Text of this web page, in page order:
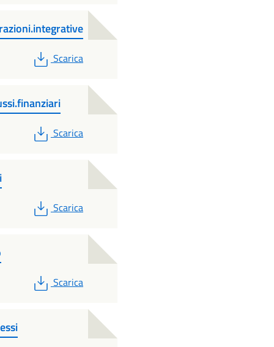
PDF
Scarica
PDF
Scarica
PDF
Scarica
PDF
Scarica